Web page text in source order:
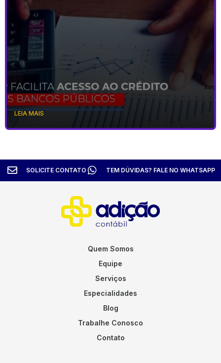
LEIA MAIS
SOLICITE CONTATO TEM DÚVIDAS? FALE NO WHATSAPP
Quem Somos
Equipe
Serviços
Especialidades
Blog
Trabalhe Conosco
Contato